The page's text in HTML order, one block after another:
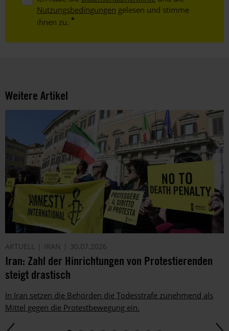
Nutzungsbedingungen gelesen und stimme
ihnen zu.
Weitere Artikel
AKTUELL IRAN 30.07.2026
Iran: Zahl der Hinrichtungen von Protestierenden
steigt drastisch
In Iran setzen die Behörden die Todesstrafe zunehmend als
Mittel gegen die Protestbewegung ein.